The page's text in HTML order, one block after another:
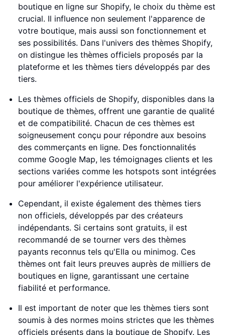
boutique en ligne sur Shopify, le choix du thème est
crucial. Il influence non seulement l'apparence de
votre boutique, mais aussi son fonctionnement et
ses possibilités. Dans l'univers des thèmes Shopify,
on distingue les thèmes officiels proposés par la
plateforme et les thèmes tiers développés par des
tiers.
Les thèmes officiels de Shopify, disponibles dans la
boutique de thèmes, offrent une garantie de qualité
et de compatibilité. Chacun de ces thèmes est
soigneusement conçu pour répondre aux besoins
des commerçants en ligne. Des fonctionnalités
comme Google Map, les témoignages clients et les
sections variées comme les hotspots sont intégrées
pour améliorer l'expérience utilisateur.
Cependant, il existe également des thèmes tiers
non officiels, développés par des créateurs
indépendants. Si certains sont gratuits, il est
recommandé de se tourner vers des thèmes
payants reconnus tels qu'Ella ou minimog. Ces
thèmes ont fait leurs preuves auprès de milliers de
boutiques en ligne, garantissant une certaine
fiabilité et performance.
Il est important de noter que les thèmes tiers sont
soumis à des normes moins strictes que les thèmes
officiels présents dans la boutique de Shopify. Les